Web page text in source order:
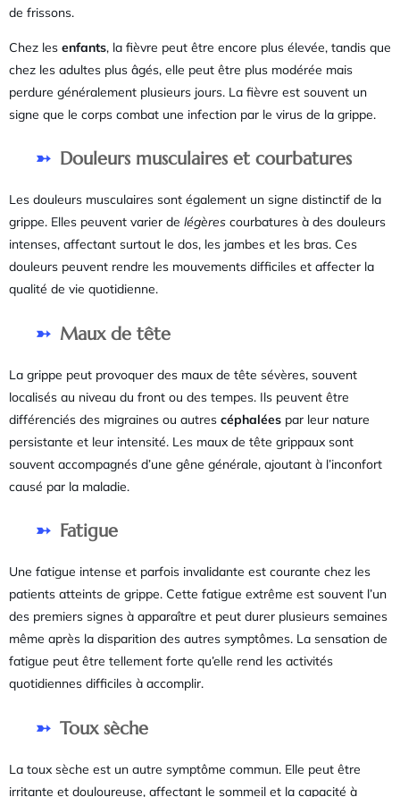
de frissons.
Chez les enfants, la fièvre peut être encore plus élevée, tandis que
chez les adultes plus âgés, elle peut être plus modérée mais
perdure généralement plusieurs jours. La fièvre est souvent un
signe que le corps combat une infection par le virus de la grippe.
Douleurs musculaires et courbatures
Les douleurs musculaires sont également un signe distinctif de la
grippe. Elles peuvent varier de légères courbatures à des douleurs
intenses, affectant surtout le dos, les jambes et les bras. Ces
douleurs peuvent rendre les mouvements difficiles et affecter la
qualité de vie quotidienne.
Maux de tête
La grippe peut provoquer des maux de tête sévères, souvent
localisés au niveau du front ou des tempes. Ils peuvent être
différenciés des migraines ou autres céphalées par leur nature
persistante et leur intensité. Les maux de tête grippaux sont
souvent accompagnés d’une gêne générale, ajoutant à l’inconfort
causé par la maladie.
Fatigue
Une fatigue intense et parfois invalidante est courante chez les
patients atteints de grippe. Cette fatigue extrême est souvent l’un
des premiers signes à apparaître et peut durer plusieurs semaines
même après la disparition des autres symptômes. La sensation de
fatigue peut être tellement forte qu’elle rend les activités
quotidiennes difficiles à accomplir.
Toux sèche
La toux sèche est un autre symptôme commun. Elle peut être
irritante et douloureuse, affectant le sommeil et la capacité à